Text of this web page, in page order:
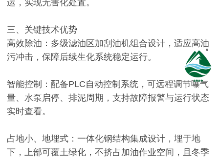
运，实现无害化处置。
三、关键技术优势
高效除油：多级滤油区加刮油机组合设计，适应高油
污冲击，保障后续生化系统稳定运行。
智能控制：配备PLC自动控制系统，可远程调节曝气
量、水泵启停、排泥周期，支持故障报警与运行状态
实时查看。
占地小、地埋式：一体化钢结构集成设计，埋于地
下，上部可覆土绿化，不挤占加油作业空间，且冬季